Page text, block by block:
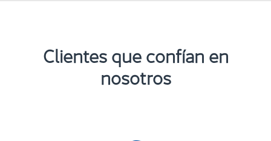
Clientes que confían en
nosotros